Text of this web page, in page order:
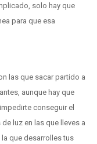
solo hay que
para que esa
las que sacar partido a
aunque hay que
conseguir el
luz en las que lleves a
que desarrolles tus